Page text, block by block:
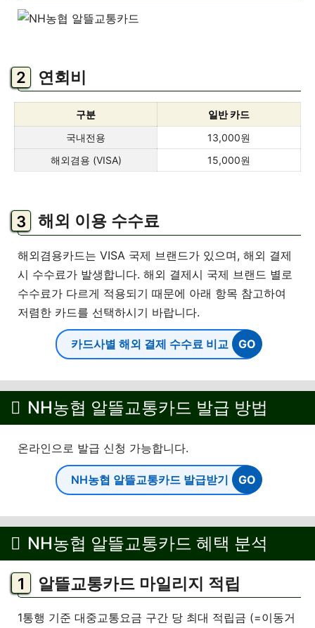
연회비
구분
일반 카드
국내전용
13,000원
해외겸용 (VISA)
15,000원
해외 이용 수수료
해외겸용카드는 VISA 국제 브랜드가 있으며, 해외 결제
시 수수료가 발생합니다. 해외 결제시 국제 브랜드 별로
수수료가 다르게 적용되기 때문에 아래 항목 참고하여
저렴한 카드를 선택하시기 바랍니다.
카드사별 해외 결제 수수료 비교
NH농협 알뜰교통카드 발급 방법
온라인으로 발급 신청 가능합니다.
NH농협 알뜰교통카드 발급받기
NH농협 알뜰교통카드 혜택 분석
알뜰교통카드 마일리지 적립
1통행 기준 대중교통요금 구간 당 최대 적립금 (=이동거